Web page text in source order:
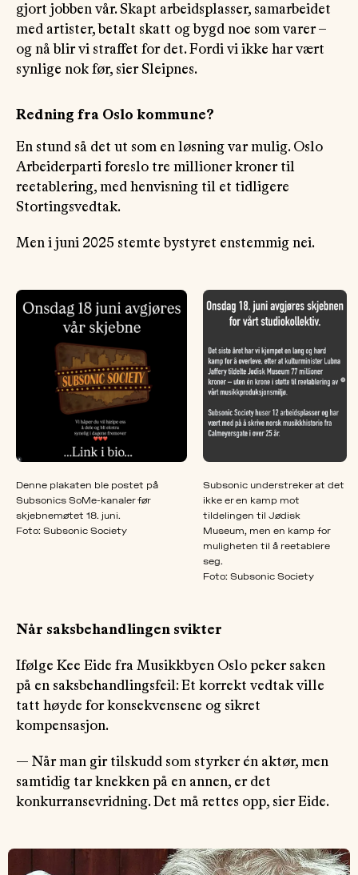
gjort jobben vår. Skapt arbeidsplasser, samarbeidet
med artister, betalt skatt og bygd noe som varer –
og nå blir vi straffet for det. Fordi vi ikke har vært
synlige nok før, sier Sleipnes.
Redning fra Oslo kommune?
En stund så det ut som en løsning var mulig. Oslo
Arbeiderparti foreslo tre millioner kroner til
reetablering, med henvisning til et tidligere
Stortingsvedtak.
Men i juni 2025 stemte bystyret enstemmig nei.
Denne plakaten ble postet på
Subsonics SoMe-kanaler før
skjebnemøtet 18. juni.
Foto: Subsonic Society
Subsonic understreker at det
ikke er en kamp mot
tildelingen til Jødisk
Museum, men en kamp for
muligheten til å reetablere
seg.
Foto: Subsonic Society
Når saksbehandlingen svikter
Ifølge Kee Eide fra Musikkbyen Oslo peker saken
på en saksbehandlingsfeil: Et korrekt vedtak ville
tatt høyde for konsekvensene og sikret
kompensasjon.
— Når man gir tilskudd som styrker én aktør, men
samtidig tar knekken på en annen, er det
konkurransevridning. Det må rettes opp, sier Eide.